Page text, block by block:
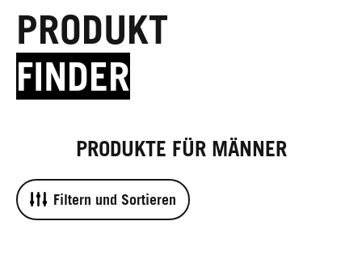
PRODUKT
FINDER
PRODUKTE FÜR MÄNNER
Filtern und Sortieren